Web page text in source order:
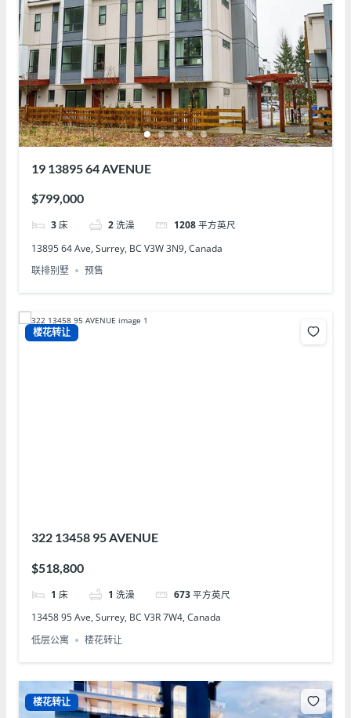
19 13895 64 AVENUE
$799,000
3 床 2 洗澡 1208 平方英尺
13895 64 Ave, Surrey, BC V3W 3N9, Canada
联排别墅
预售
楼花转让
322 13458 95 AVENUE
$518,800
1 床 1 洗澡 673 平方英尺
13458 95 Ave, Surrey, BC V3R 7W4, Canada
低层公寓
楼花转让
楼花转让